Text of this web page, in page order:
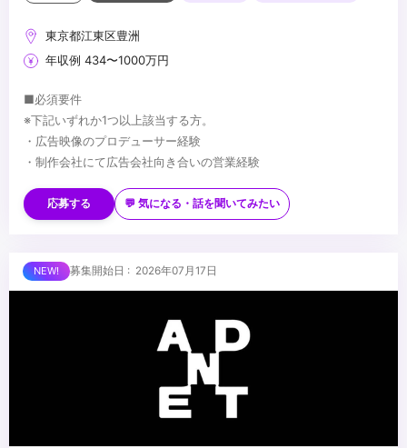
東京都江東区豊洲
年収例 434〜1000万円
■必須要件
※下記いずれか1つ以上該当する方。
・広告映像のプロデューサー経験
・制作会社にて広告会社向き合いの営業経験
・博報堂グループ商流の業務経験
・新規案件獲得に向けた提案営業経験
応募する 💬 気になる・話を聞いてみたい
募集開始日 : 2026年07月17日